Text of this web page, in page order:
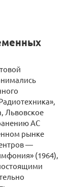
Львовское
АС
рынке
—
(1964),